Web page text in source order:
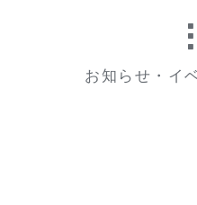
お知らせ・イ